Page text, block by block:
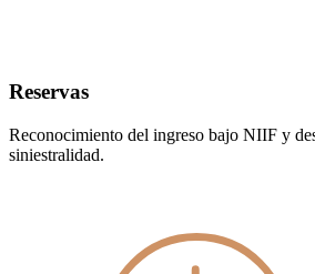
Reservas
Reconocimiento del ingreso bajo NIIF y
siniestralidad.